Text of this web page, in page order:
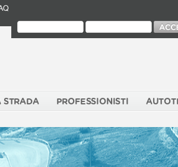
STRADA PROFESSIONISTI